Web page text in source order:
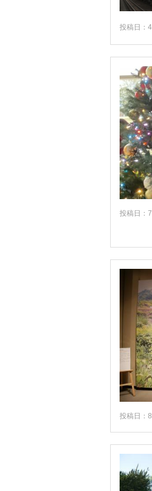
投稿日：
投稿日：
投稿日：